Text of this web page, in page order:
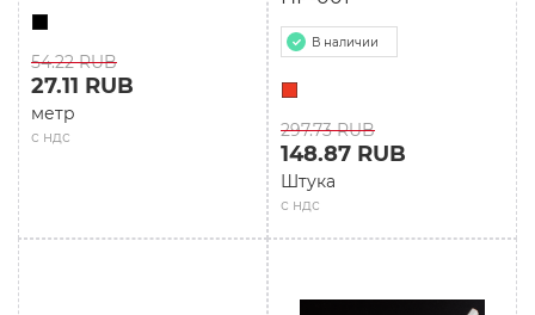
54.22 RUB
с ндс
27.11 RUB
метр
В наличии
297.73 RUB
с ндс
148.87 RUB
Штука